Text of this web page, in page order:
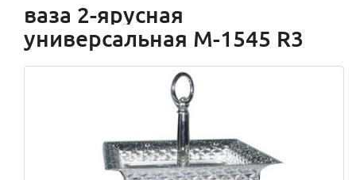
ваза 2-ярусная
универсальная M-1545 R3